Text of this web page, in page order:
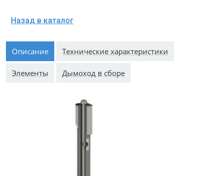
Описание Технические характеристики
Элементы Дымоход в сборе
Назад в каталог